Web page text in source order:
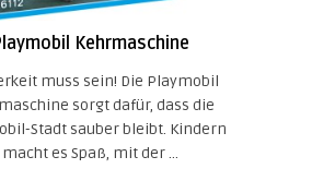
Kehrmaschine
muss sein! Die Playmobil
sorgt dafür, dass die
Stadt sauber bleibt. Kindern
macht es Spaß, mit der ...